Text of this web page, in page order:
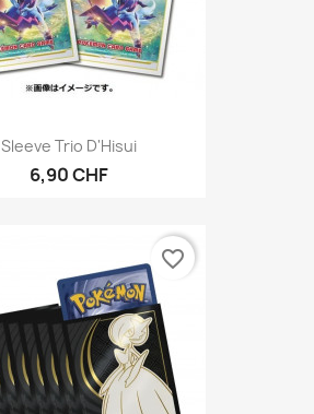
Sleeve Trio D'Hisui
6,90 CHF
favorite_border